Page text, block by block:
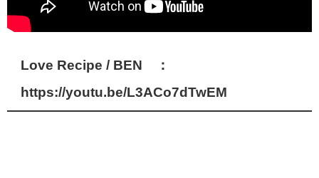
Love Recipe / BEN ：
https://youtu.be/L3ACo7dTwEM